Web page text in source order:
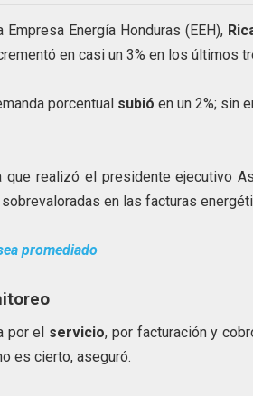
Energía Honduras (EEH),
en casi un 3% en los últimos
porcentual subió en un 2%; sin
realizó el presidente ejecutivo
en las facturas
promediado
por el servicio, por facturación y
es cierto, aseguró.